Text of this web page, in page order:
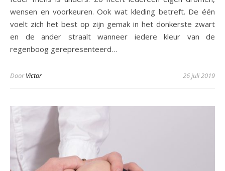
wensen en voorkeuren. Ook wat kleding betreft. De één
voelt zich het best op zijn gemak in het donkerste zwart
en de ander straalt wanneer iedere kleur van de
regenboog gerepresenteerd…
DoorVictor 26 juli 2019